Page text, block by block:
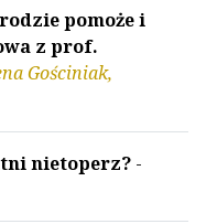
pomoże i
z prof.
Gościniak,
nietoperz? -